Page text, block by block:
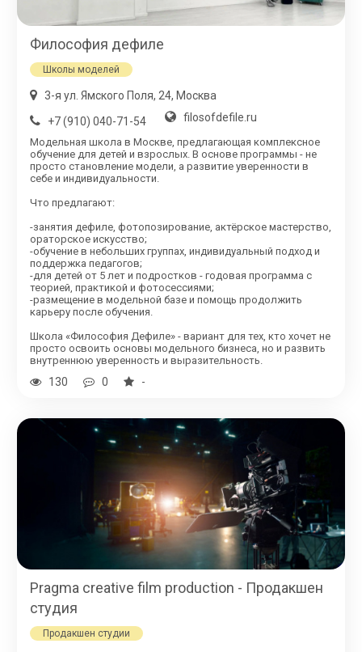
Философия дефиле
Школы моделей
3-я ул. Ямского Поля, 24, Москва
+7 (910) 040-71-54
filosofdefile.ru
Модельная школа в Москве, предлагающая комплексное
обучение для детей и взрослых. В основе программы - не
просто становление модели, а развитие уверенности в
себе и индивидуальности.
Что предлагают:
-занятия дефиле, фотопозирование, актёрское мастерство,
ораторское искусство;
-обучение в небольших группах, индивидуальный подход и
поддержка педагогов;
-для детей от 5 лет и подростков - годовая программа с
теорией, практикой и фотосессиями;
-размещение в модельной базе и помощь продолжить
карьеру после обучения.
Школа «Философия Дефиле» - вариант для тех, кто хочет не
просто освоить основы модельного бизнеса, но и развить
внутреннюю уверенность и выразительность.
130 0 -
Pragma creative film production - Продакшен
студия
Продакшен студии